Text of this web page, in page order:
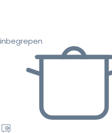
inbegrepen